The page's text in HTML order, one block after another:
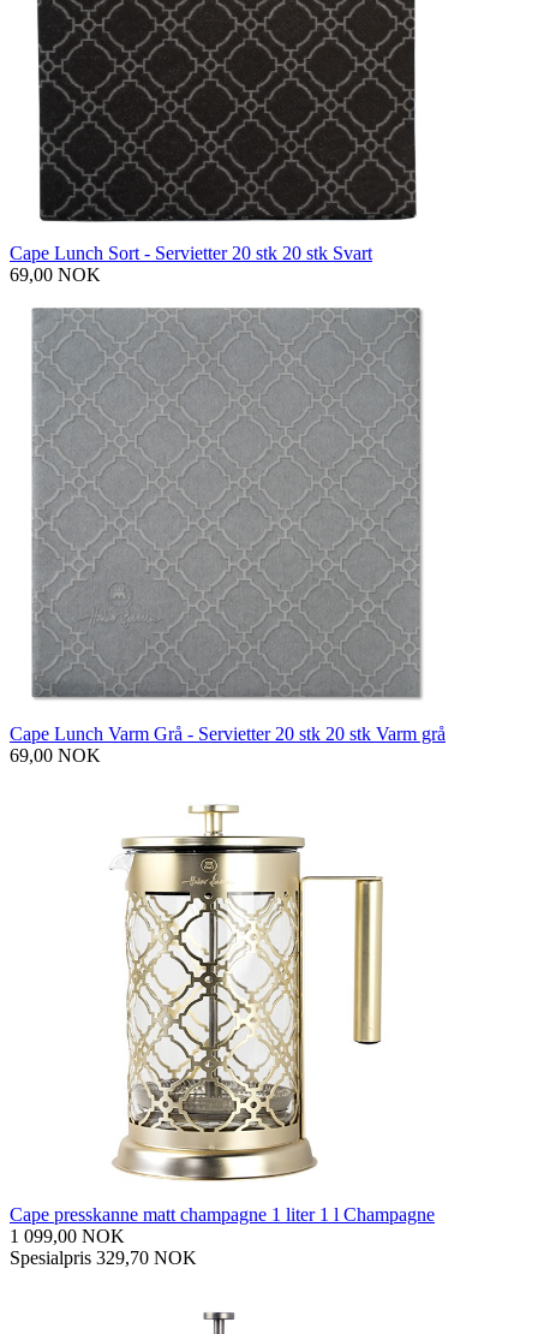
Cape Lunch Sort - Servietter 20 stk 20 stk Svart
69,00 NOK
Cape Lunch Varm Grå - Servietter 20 stk 20 stk Varm grå
69,00 NOK
Cape presskanne matt champagne 1 liter 1 l Champagne
1 099,00 NOK
Spesialpris 329,70 NOK